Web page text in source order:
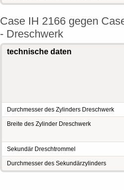
Case IH 2166 gegen
- Dreschwerk
technische daten
Durchmesser des Zylinders Dreschwerk
Breite des Zylinder Dreschwerk
Sekundär Dreschtrommel
Durchmesser des Sekundärzylinders